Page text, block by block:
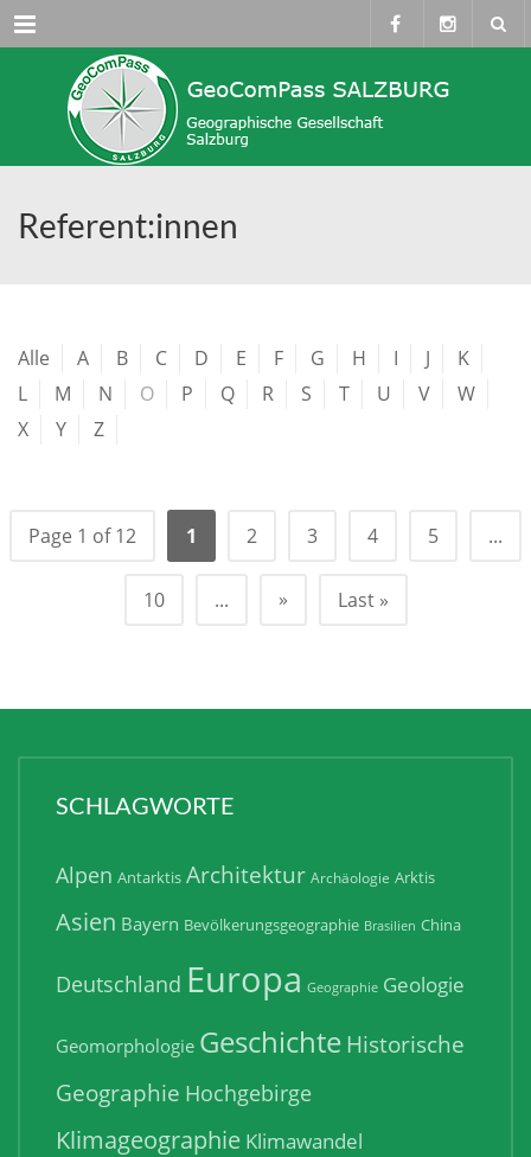
Menü
Referent:innen
Alle A B C D E F G H I J
K
L
M N O P Q R S T U V
W
X
Y Z
Page 1 of 12 1 2 3 4 5 ...
10 ... » Last »
SCHLAGWORTE
Alpen Antarktis Architektur Archäologie Arktis
Asien Bayern Bevölkerungsgeographie Brasilien China
Deutschland Europa Geographie Geologie
Geomorphologie GeschichteHistorische
Geographie Hochgebirge
Klimageographie Klimawandel